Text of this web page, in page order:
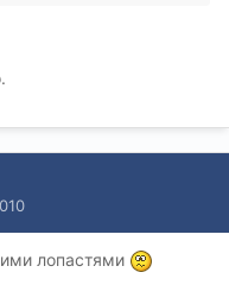
лопастями